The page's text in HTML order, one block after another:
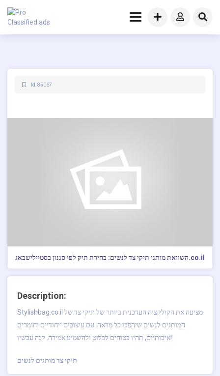
Id: 85067
השוואת מותגי תיקי צד לנשים: בחירת תיק לפי סגנון בסטיילישבאג.co.il
Description:
Stylishbag.co.il מציעה את הקולקציה העדכנית ביותר של תיקי צד של
המותגים לנשים שיהפכו כל מראה. עם עיצובים ייחודיים וחומרים
איכותיים, תהיו בטוחים לבלוט ולהשמיע אמירה. קנה עכשיו!
תיקי צד מותגים לנשים